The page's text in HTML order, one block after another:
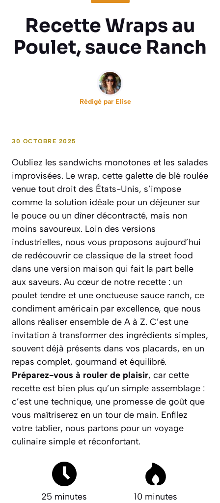
Recette Wraps au
Poulet, sauce Ranch
Rédigé par Elise
30 OCTOBRE 2025
Oubliez les sandwichs monotones et les salades
improvisées. Le wrap, cette galette de blé roulée
venue tout droit des États-Unis, s’impose
comme la solution idéale pour un déjeuner sur
le pouce ou un dîner décontracté, mais non
moins savoureux. Loin des versions
industrielles, nous vous proposons aujourd’hui
de redécouvrir ce classique de la street food
dans une version maison qui fait la part belle
aux saveurs. Au cœur de notre recette : un
poulet tendre et une onctueuse sauce ranch, ce
condiment américain par excellence, que nous
allons réaliser ensemble de A à Z. C’est une
invitation à transformer des ingrédients simples,
souvent déjà présents dans vos placards, en un
repas complet, gourmand et équilibré.
Préparez-vous à rouler de plaisir, car cette
recette est bien plus qu’un simple assemblage :
c’est une technique, une promesse de goût que
vous maîtriserez en un tour de main. Enfilez
votre tablier, nous partons pour un voyage
culinaire simple et réconfortant.
25 minutes 10 minutes